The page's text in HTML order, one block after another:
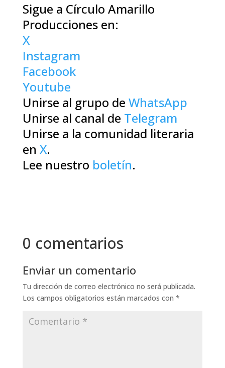
Sigue a Círculo Amarillo
Producciones en:
X
Instagram
Facebook
Youtube
Unirse al grupo de WhatsApp
Unirse al canal de Telegram
Unirse a la comunidad literaria
en X.
Lee nuestro boletín.
0 comentarios
Enviar un comentario
Tu dirección de correo electrónico no será publicada.
Los campos obligatorios están marcados con *